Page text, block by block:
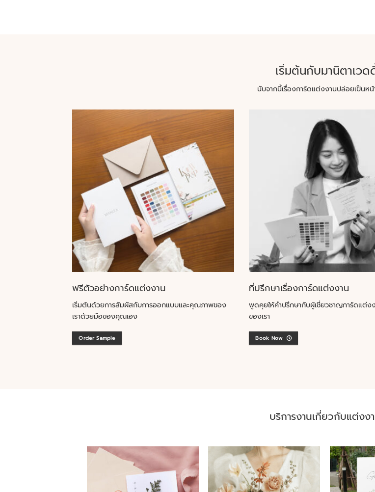
เริ่มต้นกับมานิตาเว
นับจากนี้เรื่องการ์ดแต่งงานปล่อยเป็นหน้
ฟรีตัวอย่างการ์ดแต่งงาน
เริ่มต้นด้วยการสัมผัสกับการออกแบบและคุณภาพของ
เราด้วยมือของคุณเอง
Order Sample
ที่ปรึกษาเรื่องการ์ดแต่งงาน
พูดคุยให้คำปรึกษากับผู้เชี่ยวชาญการ์ดแต่ง
ของเรา
Book Now
บริการงานเกี่ยวกับแต่งง